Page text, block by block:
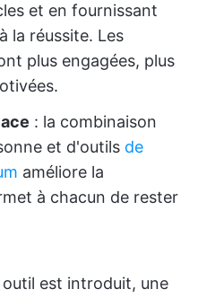
et en fournissant
la réussite. Les
plus engagées, plus
: la combinaison
et d'outils de
améliore la
à chacun de rester
outil est introduit, une